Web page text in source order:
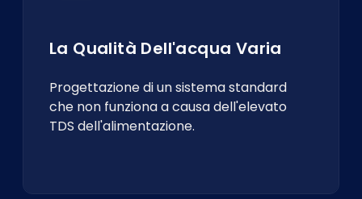
La Qualità Dell'acqua Varia
Progettazione di un sistema standard
che non funziona a causa dell'elevato
TDS dell'alimentazione.